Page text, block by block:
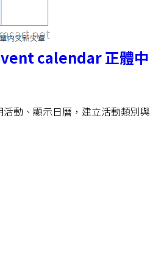
calendar 正體中
動、顯示日曆，建立活動類別與